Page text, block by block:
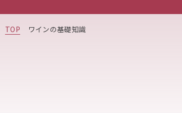
TOP ワインの基礎知識